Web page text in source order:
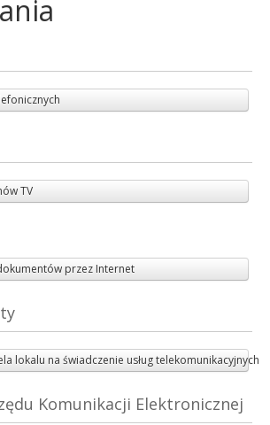
Internet
Telewizja
Telefon
TV
przez Internet
lokalu na świadczenie usług telekomunikacyjnych
Komunikacji Elektronicznej